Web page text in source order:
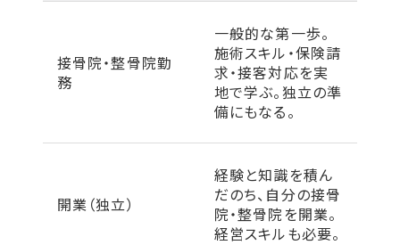
接骨院・整骨院勤
務
一般的な第一歩。
施術スキル・保険請
求・接客対応を実
地で学ぶ。独立の準
備にもなる。
開業（独立）
経験と知識を積ん
だのち、自分の接骨
院・整骨院を開業。
経営スキルも必要。